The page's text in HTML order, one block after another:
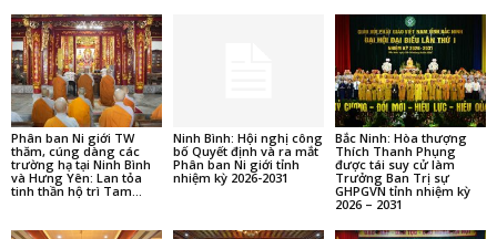
Phân ban Ni giới TW
thăm, cúng dàng các
trường hạ tại Ninh Bình
và Hưng Yên: Lan tỏa
tinh thần hộ trì Tam...
Ninh Bình: Hội nghị công
bố Quyết định và ra mắt
Phân ban Ni giới tỉnh
nhiệm kỳ 2026-2031
Bắc Ninh: Hòa thượng
Thích Thanh Phụng
được tái suy cử làm
Trưởng Ban Trị sự
GHPGVN tỉnh nhiệm kỳ
2026 – 2031